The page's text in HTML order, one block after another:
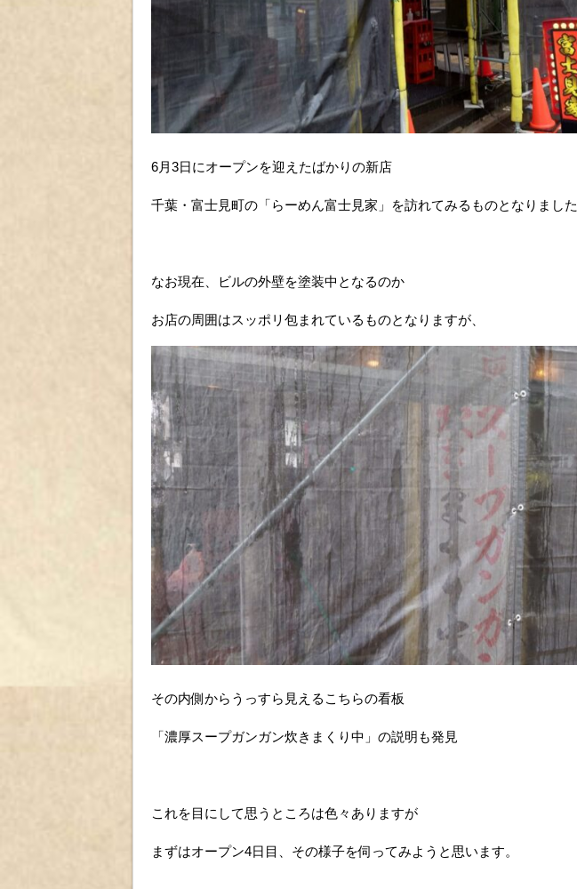
6月3日にオープンを迎えたばかりの新店
千葉・富士見町の「らーめん富士見家」を訪れてみるものとなりました
なお現在、ビルの外壁を塗装中となるのか
お店の周囲はスッポリ包まれているものとなりますが、
その内側からうっすら見えるこちらの看板
「濃厚スープガンガン炊きまくり中」の説明も発見
これを目にして思うところは色々ありますが
まずはオープン4日目、その様子を伺ってみようと思います。